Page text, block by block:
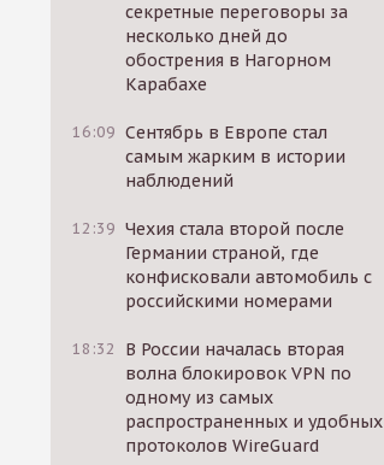
секретные переговоры за
несколько дней до
обострения в Нагорном
Карабахе
16:09 Сентябрь в Европе стал
самым жарким в истории
наблюдений
12:39 Чехия стала второй после
Германии страной, где
конфисковали автомобиль с
российскими номерами
18:32
В России началась вторая
волна блокировок VPN по
одному из самых
распространенных и удобных
протоколов WireGuard